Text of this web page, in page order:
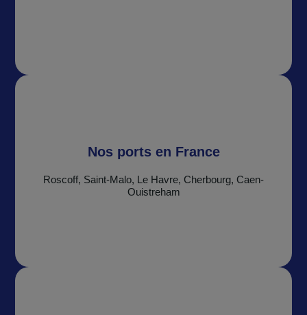
Nos ports en France
Roscoff, Saint-Malo, Le Havre, Cherbourg, Caen-
Ouistreham